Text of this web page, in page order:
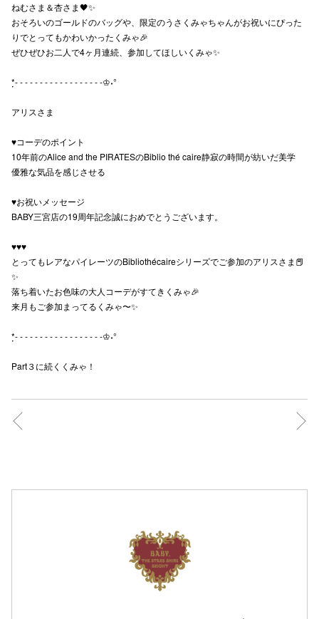
ねむさま＆杏さま🖤✨
おそろいのゴールドのバッグや、限定のうさくみゃちゃんがお祝いにぴった
りでとってもかわいかったくみゃ🎉
ぜひぜひお二人で4ヶ月連続、参加してほしいくみゃ✨
*̣̣- - - - - - - - - - - - - - - - - -♔˖°
アリスさま
♥コーデのポイント
10年前のAlice and the PIRATESのBiblio thé caire静寂の時間が紡いだ美学
優雅な気品を感じさせる
♥お祝いメッセージ
BABY三宮店の19周年記念誠におめでとうございます。
♥♥♥
とってもレアなパイレーツのBibliothécaireシリーズでご参加のアリスさま📕
✨
落ち着いたお色味の大人コーデがすてきくみゃ🎉
来月もご参加まってるくみゃ〜✨
*̣̣- - - - - - - - - - - - - - - - - -♔˖°
Part３に続くくみゃ！